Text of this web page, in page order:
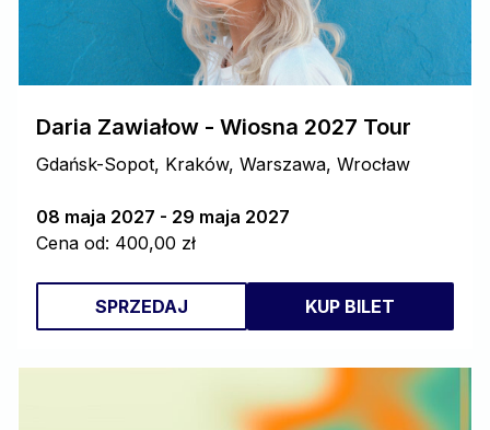
Daria Zawiałow - Wiosna 2027 Tour
Gdańsk-Sopot, Kraków, Warszawa, Wrocław
08 maja 2027 - 29 maja 2027
Cena od: 400,00 zł
SPRZEDAJ KUP BILET